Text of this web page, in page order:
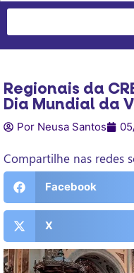
Regionais da
Dia Mundial da
Por Neusa Santos
Compartilhe nas redes
Facebook
X